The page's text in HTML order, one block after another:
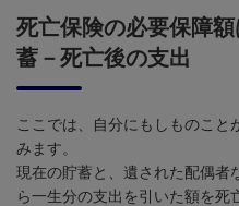
死亡保険の必要保障
蓄－死亡後の支出
ここでは、自分にもしものこと
みます。
現在の貯蓄と、遺された配偶者
ら一生分の支出を引いた額を死